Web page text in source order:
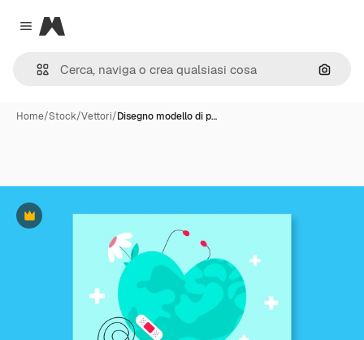
Close menu
Magnific
Cerca
Home/Stock/Vettori/Disegno modello di p…
Premium